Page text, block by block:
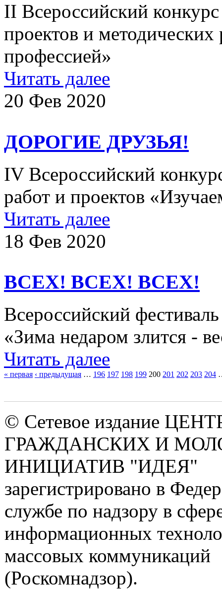
II Всероссийский
проектов и
профессией»
Читать далее
20 Фев 2020
ДОРОГИЕ ДРУЗЬЯ!
IV Всероссийский
работ и проектов
Читать далее
18 Фев 2020
ВСЕХ! ВСЕХ! ВСЕХ!
Всероссийский
«Зима недаром злится -
Читать далее
« первая ‹ предыдущая … 196 197 198 199 200 201 202 203 204
© Сетевое издание
ГРАЖДАНСКИХ И
ИНИЦИАТИВ "ИДЕЯ"
зарегистрировано в
службе по надзору в
информационных
массовых коммуникаций
(Роскомнадзор).